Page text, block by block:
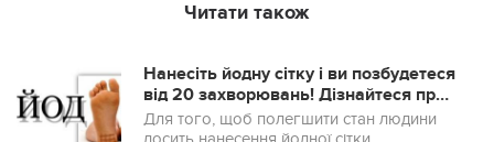
Читати також
Нанесіть йодну сітку і ви позбудетеся
від 20 захворювань! Дізнайтеся про
цілющу силу простих ліній!
Для того, щоб полегшити стан людини